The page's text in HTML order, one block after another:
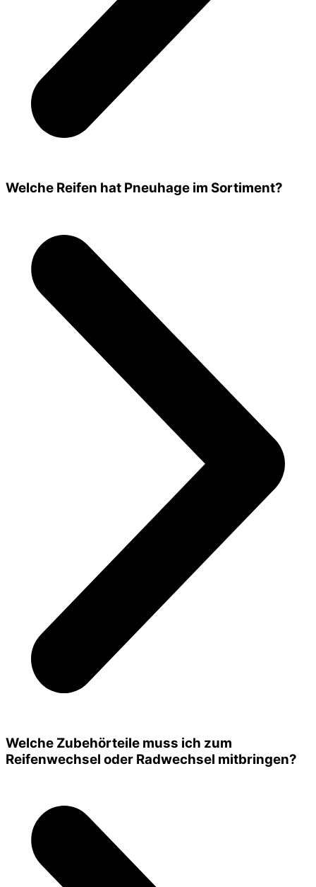
Welche Reifen hat Pneuhage im Sortiment?
Welche Zubehörteile muss ich zum
Reifenwechsel oder Radwechsel mitbringen?